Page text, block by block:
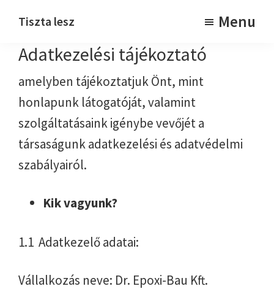
main
content
footer
Tiszta lesz Menu
Adatkezelési tájékoztató
amelyben tájékoztatjuk Önt, mint
honlapunk látogatóját, valamint
szolgáltatásaink igénybe vevőjét a
társaságunk adatkezelési és adatvédelmi
szabályairól.
Kik vagyunk?
1.1 Adatkezelő adatai:
Vállalkozás neve: Dr. Epoxi-Bau Kft.